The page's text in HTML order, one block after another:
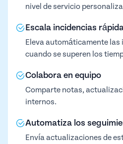
nivel de servicio
Escala incidencias
Eleva automáticamente
cuando se superen los
Colabora en equipo
Comparte notas,
internos.
Automatiza los
Envía actualizaciones de